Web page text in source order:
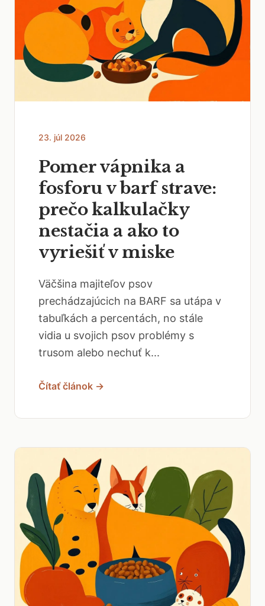
23. júl 2026
Pomer vápnika a
fosforu v barf strave:
prečo kalkulačky
nestačia a ako to
vyriešiť v miske
Väčšina majiteľov psov
prechádzajúcich na BARF sa utápa v
tabuľkách a percentách, no stále
vidia u svojich psov problémy s
trusom alebo nechuť k...
Čítať článok →